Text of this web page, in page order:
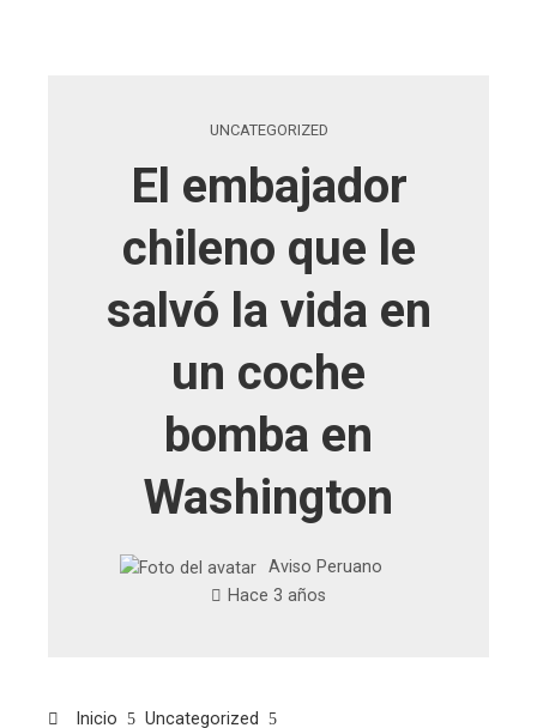
UNCATEGORIZED
El embajador
chileno que le
salvó la vida en
un coche
bomba en
Washington
Aviso Peruano
Hace 3 años
Inicio
Uncategorized